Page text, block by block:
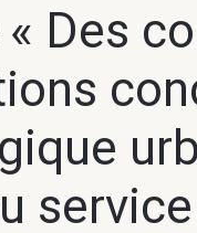
Des
service